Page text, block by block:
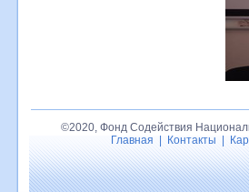
©2020, Фонд Содействия
Главная
Контакты